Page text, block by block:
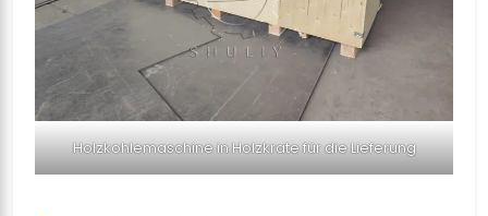
Holzkohlemaschine in Holzkrate für die Lieferung